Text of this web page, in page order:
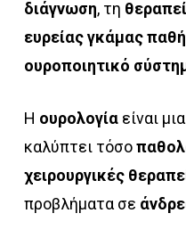
διάγνωση, τη
ευρείας γκάμας
ουροποιητικό
Η ουρολογίαείναι μια
καλύπτει τόσο
χειρουργικές
προβλήματα σε